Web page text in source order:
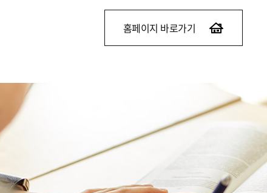
홈페이지 바로가기